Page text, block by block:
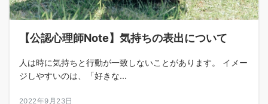
【公認心理師Note】気持ちの表出について
人は時に気持ちと行動が一致しないことがあります。 イメー
ジしやすいのは、「好きな...
2022年9月23日